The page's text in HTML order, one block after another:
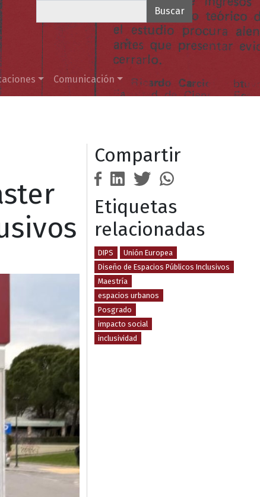
Comunicación
Compartir
Etiquetas
relacionadas
DIPS
Unión Europea
Diseño de Espacios Públicos Inclusivos
Maestría
espacios urbanos
Posgrado
impacto social
inclusividad